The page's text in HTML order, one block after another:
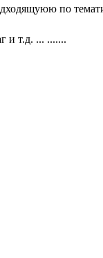
по
и т.д. ... .......